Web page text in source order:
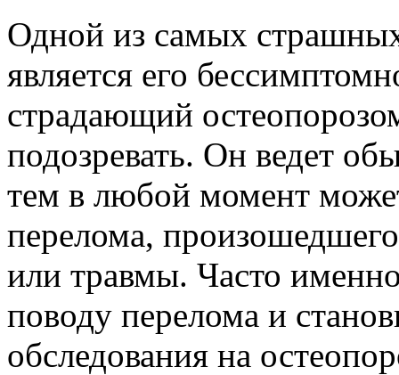
Одной из самых
является его
страдающий
подозревать. Он ведет
тем в любой момент
перелома,
или травмы. Часто
поводу перелома и
обследования на